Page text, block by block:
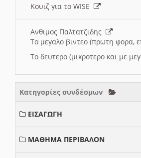
Κουιζ για το WISE
Ανθιμος Παλτατζιδης
Το μεγαλο βιντεο (πρωτη φορα,
Το δευτερο (μικροτερο και με
Κατηγορίες συνδέσμων
ΕΙΣΑΓΩΓΗ
ΜΑΘΗΜΑ ΠΕΡΙΒΑΛΟΝ